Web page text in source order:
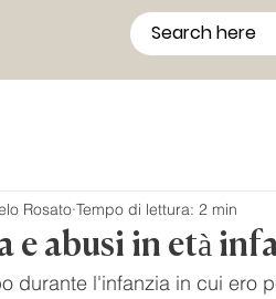
e abusi in età
Rosato Tempo di lettura: 2 min
durante l'infanzia in cui ero